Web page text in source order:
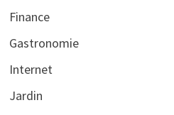
Finance
Gastronomie
Internet
Jardin